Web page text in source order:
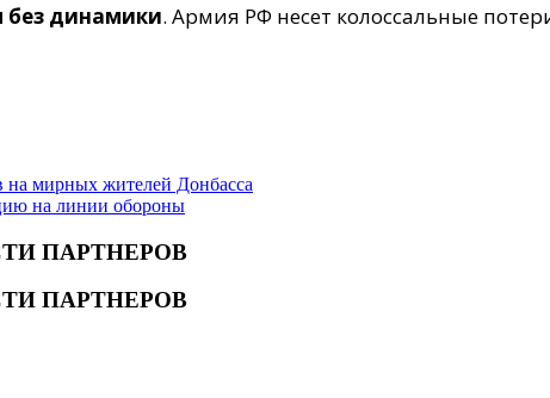
без динамики. Армия РФ несет колоссальные
на мирных жителей Донбасса
на линии обороны
ПАРТНЕРОВ
ПАРТНЕРОВ